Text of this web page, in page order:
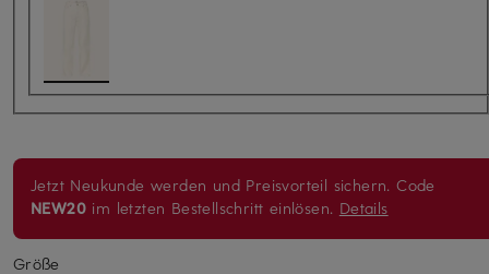
Jetzt Neukunde werden und Preisvorteil sichern. Code
NEW20 im letzten Bestellschritt einlösen. Details
Größe